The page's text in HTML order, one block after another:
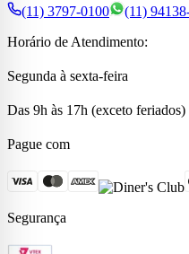
(11) 3797-0100 (11)
Horário de Atendimento:
Segunda à sexta-feira
Das 9h às 17h (exceto feriados)
Pague com
Segurança